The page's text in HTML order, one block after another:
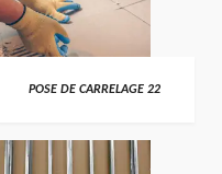
POSE DE CARRELAGE 22